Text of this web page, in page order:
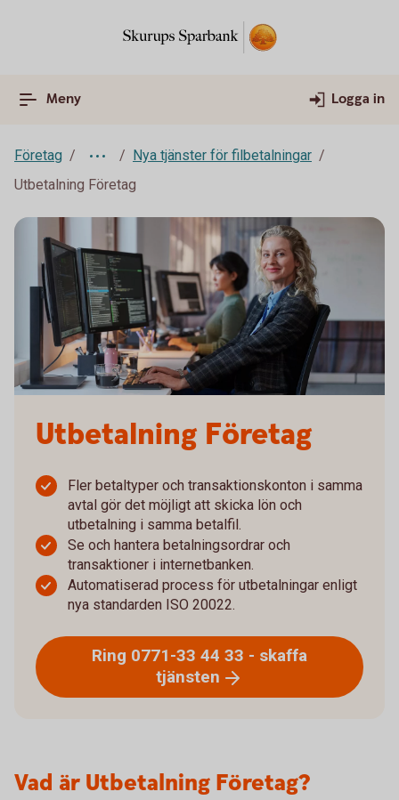
Meny Logga in
Företag
Nya tjänster för filbetalningar
Utbetalning Företag
Utbetalning Företag
Fler betaltyper och transaktionskonton i samma
avtal gör det möjligt att skicka lön och
utbetalning i samma betalfil.
Se och hantera betalningsordrar och
transaktioner i internetbanken.
Automatiserad process för utbetalningar enligt
nya standarden ISO 20022.
Ring 0771-33 44 33 - skaffa
tjänsten
Vad är Utbetalning Företag?